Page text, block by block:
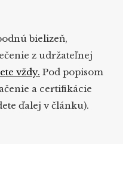
bielizeň,
z udržateľnej
vždy. Pod popisom
a certifikácie
ďalej v článku).